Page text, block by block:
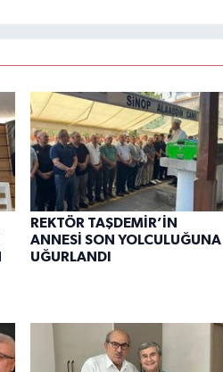
REKTÖR TAŞDEMİR’İN
ANNESİ SON YOLCULUĞUNA
UĞURLANDI